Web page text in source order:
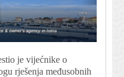
je vijećnike o
rješenja međusobnih